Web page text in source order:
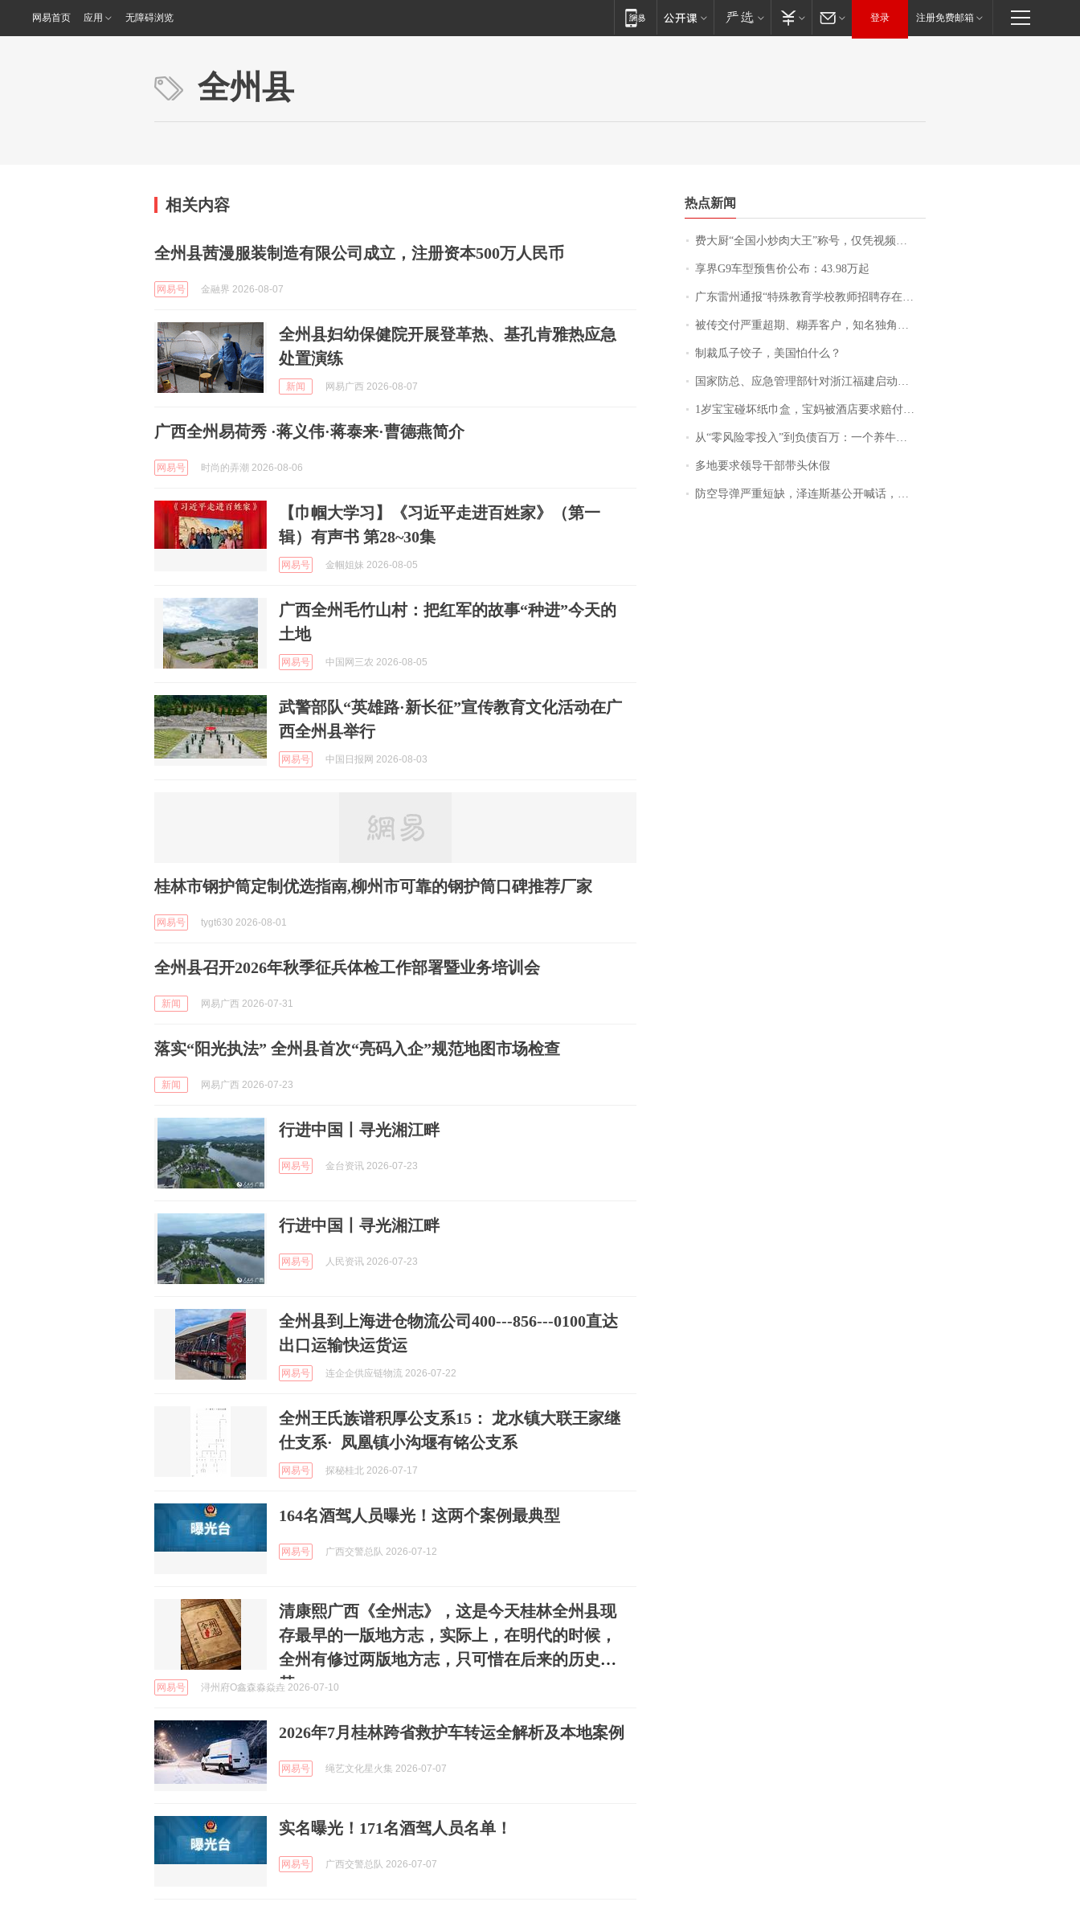
网易首页 应用 无障碍浏览 登录 注册免费邮箱
全州县
相关内容
全州县茜漫服装制造有限公司成立，注册资本500万人民币
网易号 金融界 2026-08-07
全州县妇幼保健院开展登革热、基孔肯雅热应急
处置演练
新闻 网易广西 2026-08-07
广西全州易荷秀 ·蒋义伟·蒋泰来·曹德燕简介
网易号 时尚的弄潮 2026-08-06
【巾帼大学习】《习近平走进百姓家》（第一
辑）有声书 第28~30集
网易号 金帼姐妹 2026-08-05
广西全州毛竹山村：把红军的故事“种进”今天的
土地
网易号 中国网三农 2026-08-05
武警部队“英雄路·新长征”宣传教育文化活动在广
西全州县举行
网易号 中国日报网 2026-08-03
桂林市钢护筒定制优选指南,柳州市可靠的钢护筒口碑推荐厂家
网易号 tygt630 2026-08-01
全州县召开2026年秋季征兵体检工作部署暨业务培训会
新闻 网易广西 2026-07-31
落实“阳光执法” 全州县首次“亮码入企”规范地图市场检查
新闻 网易广西 2026-07-23
行进中国丨寻光湘江畔
网易号 金台资讯 2026-07-23
行进中国丨寻光湘江畔
网易号 人民资讯 2026-07-23
全州县到上海进仓物流公司400---856---0100直达
出口运输快运货运
网易号 连企企供应链物流 2026-07-22
全州王氏族谱积厚公支系15： 龙水镇大联王家继
仕支系· 凤凰镇小沟堰有铭公支系
网易号 探秘桂北 2026-07-17
164名酒驾人员曝光！这两个案例最典型
网易号 广西交警总队 2026-07-12
清康熙广西《全州志》，这是今天桂林全州县现
存最早的一版地方志，实际上，在明代的时候，
全州有修过两版地方志，只可惜在后来的历史更
替
网易号 浔州府O鑫森淼焱垚 2026-07-10
2026年7月桂林跨省救护车转运全解析及本地案例
网易号 绳艺文化星火集 2026-07-07
实名曝光！171名酒驾人员名单！
网易号 广西交警总队 2026-07-07
热点新闻
费大厨“全国小炒肉大王”称号，仅凭视频评出？中国烹饪协会回应
享界G9车型预售价公布：43.98万起
广东雷州通报“特殊教育学校教师招聘存在违规行为”：已启动问责程序 副校长被停职
被传交付严重超期、糊弄客户，知名独角兽车企创始人回应：都没证据，将依法采取措施，“本人长期与美国交管局保持沟通，对方表示肯定”
制裁瓜子饺子，美国怕什么？
国家防总、应急管理部针对浙江福建启动防汛防台风四级应急响应
1岁宝宝碰坏纸巾盒，宝妈被酒店要求赔付924元！三亚一酒店回复：骨瓷定制！网友一查价格，吵翻了
从“零风险零投入”到负债百万：一个养牛项目崩盘后，谁该为农户的贷款买单丨红星调查
多地要求领导干部带头休假
防空导弹严重短缺，泽连斯基公开喊话，乌克兰失去导弹拦截能力？